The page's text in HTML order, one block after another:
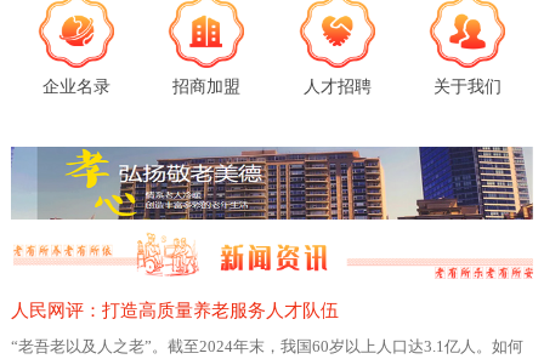
企业名录 招商加盟 人才招聘 关于我们
人民网评：打造高质量养老服务人才队伍
“老吾老以及人之老”。截至2024年末，我国60岁以上人口达3.1亿人。如何